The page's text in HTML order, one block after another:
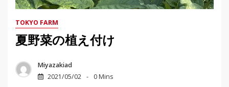
TOKYO FARM
夏野菜の植え付け
Miyazakiad
2021/05/02
0 Mins